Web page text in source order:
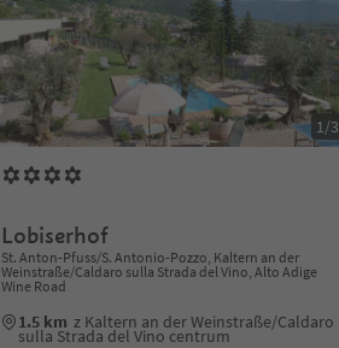
1/3
Lobiserhof
St. Anton-Pfuss/S. Antonio-Pozzo, Kaltern an der
Weinstraße/Caldaro sulla Strada del Vino, Alto Adige
Wine Road
1.5 km z Kaltern an der Weinstraße/Caldaro
sulla Strada del Vino centrum